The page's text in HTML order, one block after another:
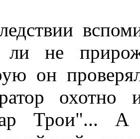
ли не
он
охотно
Трои"... А